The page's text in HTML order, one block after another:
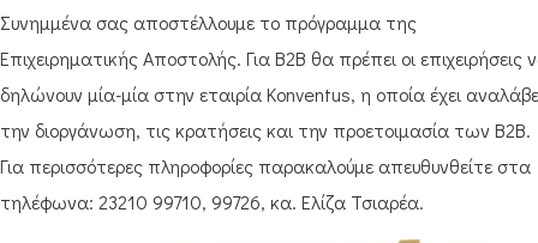
Συνημμένα σας αποστέλλουμε το πρόγραμμα της
Επιχειρηματικής Αποστολής. Για Β2Β θα πρέπει οι επιχειρήσεις
δηλώνουν μία-μία στην εταιρία Konventus, η οποία έχει
την διοργάνωση, τις κρατήσεις και την προετοιμασία των Β2Β.
Για περισσότερες πληροφορίες παρακαλούμε απευθυνθείτε στα
τηλέφωνα: 23210 99710, 99726, κα. Ελίζα Τσιαρέα.